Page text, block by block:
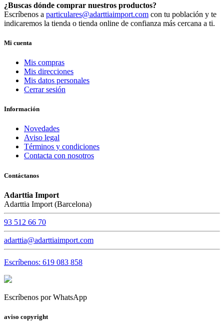
¿Buscas dónde comprar nuestros productos?
Escríbenos a particulares@adarttiaimport.com con tu población y te
indicaremos la tienda o tienda online de confianza más cercana a ti.
Mi cuenta
Mis compras
Mis direcciones
Mis datos personales
Cerrar sesión
Información
Novedades
Aviso legal
Términos y condiciones
Contacta con nosotros
Contáctanos
Adarttia Import
Adarttia Import (Barcelona)
93 512 66 70
adarttia@adarttiaimport.com
Escríbenos: 619 083 858
Escríbenos por WhatsApp
aviso copyright